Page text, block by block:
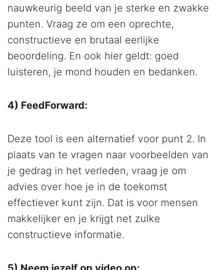
nauwkeurig beeld van je sterke en zwakke
punten. Vraag ze om een oprechte,
constructieve en brutaal eerlijke
beoordeling. En ook hier geldt: goed
luisteren, je mond houden en bedanken.
4) FeedForward:
Deze tool is een alternatief voor punt 2. In
plaats van te vragen naar voorbeelden van
je gedrag in het verleden, vraag je om
advies over hoe je in de toekomst
effectiever kunt zijn. Dat is voor mensen
makkelijker en je krijgt net zulke
constructieve informatie.